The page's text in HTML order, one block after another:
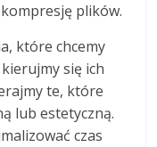
plików.
które chcemy
się ich
te, które
lub estetyczną.
czas